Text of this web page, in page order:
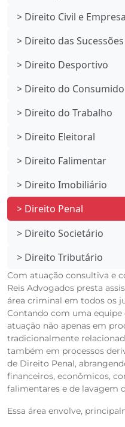
> Direito Civil e
> Direito das Sucessões
> Direito Desportivo
> Direito do
> Direito do Trabalho
> Direito Eleitoral
> Direito Falimentar
> Direito Imobiliário
> Direito Penal
> Direito Societário
> Direito Tributário
Com atuação consultiva e
Reis Advogados presta
área criminal em todos os
Contando com uma
atuação não apenas em
tradicionalmente
também em processos
de Direito Penal,
financeiros, econômicos,
falimentares e de lavagem
Essa área envolve,